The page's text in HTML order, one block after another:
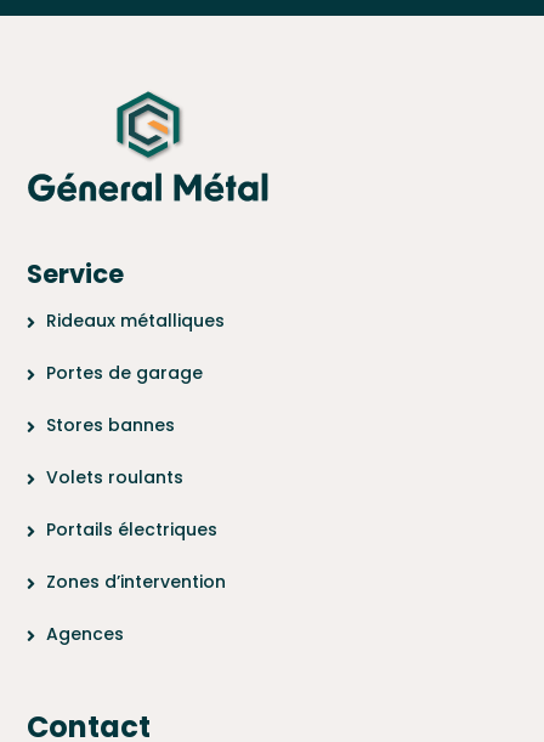
Service
Rideaux métalliques
Portes de garage
Stores bannes
Volets roulants
Portails électriques
Zones d’intervention
Agences
Contact